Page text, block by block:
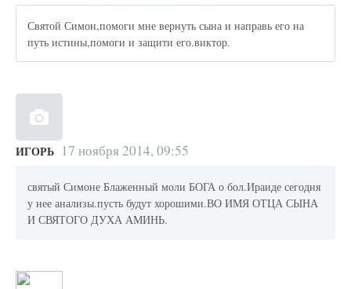
Святой Симон,помоги мне вернуть сына и направь его на
путь истины,помоги и защити его.виктор.
ИГОРЬ 17 ноября 2014, 09:55
святый Симоне Блаженный моли БОГА о бол.Ираиде сегодня
у нее анализы.пусть будут хорошими.ВО ИМЯ ОТЦА СЫНА
И СВЯТОГО ДУХА АМИНЬ.